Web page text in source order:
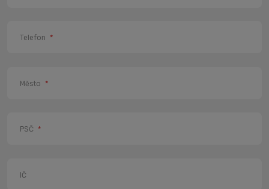
Telefon *
Město *
PSČ *
IČ